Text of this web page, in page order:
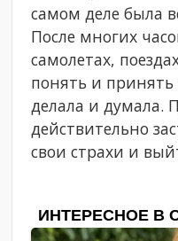
самом деле была
После многих
самолетах,
понять и принять
делала и думала.
действительно
свои страхи и